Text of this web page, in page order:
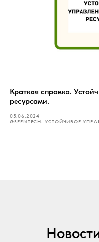
Краткая справка.
ресурсами.
05.06.2024
GREENTECH. УСТОЙЧИВОЕ